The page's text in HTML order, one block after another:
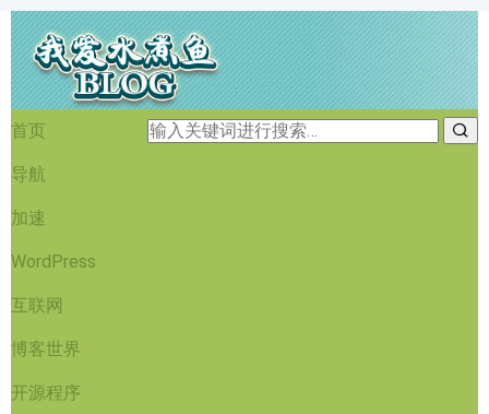
首页
导航
加速
WordPress
互联网
博客世界
开源程序